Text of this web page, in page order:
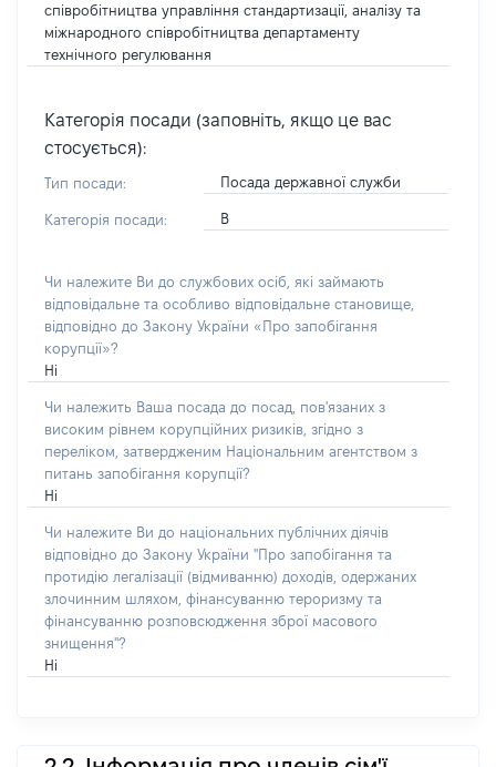
співробітництва управління стандартизації, аналізу та
міжнародного співробітництва департаменту
технічного регулювання
Категорія посади (заповніть, якщо це вас
стосується):
Тип посади: Посада державної служби
Категорія посади: В
Чи належите Ви до службових осіб, які займають
відповідальне та особливо відповідальне становище,
відповідно до Закону України «Про запобігання
корупції»?
Ні
Чи належить Ваша посада до посад, пов'язаних з
високим рівнем корупційних ризиків, згідно з
переліком, затвердженим Національним агентством з
питань запобігання корупції?
Ні
Чи належите Ви до національних публічних діячів
відповідно до Закону України "Про запобігання та
протидію легалізації (відмиванню) доходів, одержаних
злочинним шляхом, фінансуванню тероризму та
фінансуванню розповсюдження зброї масового
знищення"?
Ні